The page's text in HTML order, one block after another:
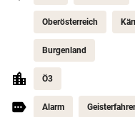
Oberösterreich
Burgenland
Ö3
Alarm Geisterfahrer